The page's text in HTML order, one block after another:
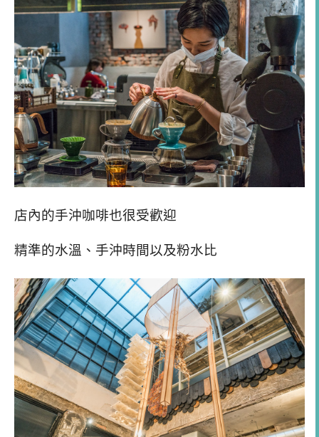
店內的手沖咖啡也很受歡迎
精準的水溫、手沖時間以及粉水比